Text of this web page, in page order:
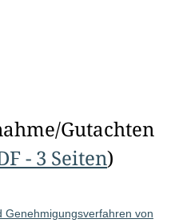
Gutachten
- 3 Seiten)
Genehmigungsverfahren von